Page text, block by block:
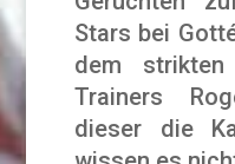
Stars bei
dem strikten
Trainers
dieser die